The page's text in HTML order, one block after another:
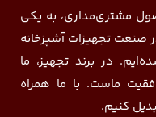
مشتری‌مداری، به یکی
صنعت تجهیزات آشپزخانه
در برند تجهیز، ما
ماست. با ما همراه
کنیم.